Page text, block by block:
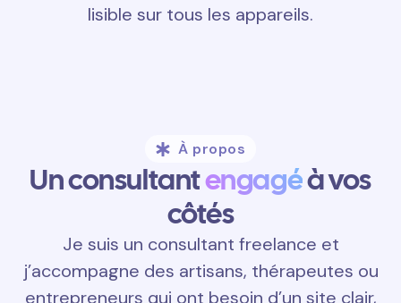
lisible sur tous les appareils.
À propos
Un consultantengagéà vos
côtés
Je suis un consultant freelance et
j’accompagne des artisans, thérapeutes ou
entrepreneurs qui ont besoin d’un site clair,